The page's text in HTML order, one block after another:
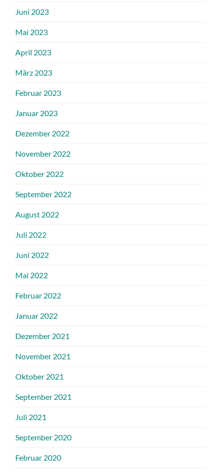
Juni 2023
Mai 2023
April 2023
März 2023
Februar 2023
Januar 2023
Dezember 2022
November 2022
Oktober 2022
September 2022
August 2022
Juli 2022
Juni 2022
Mai 2022
Februar 2022
Januar 2022
Dezember 2021
November 2021
Oktober 2021
September 2021
Juli 2021
September 2020
Februar 2020